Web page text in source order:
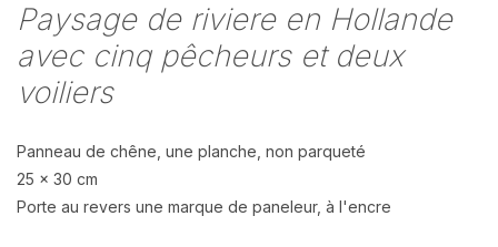
Paysage de riviere en Hollande
avec cinq pêcheurs et deux
voiliers
Panneau de chêne, une planche, non parqueté
25 x 30 cm
Porte au revers une marque de paneleur, à l'encre